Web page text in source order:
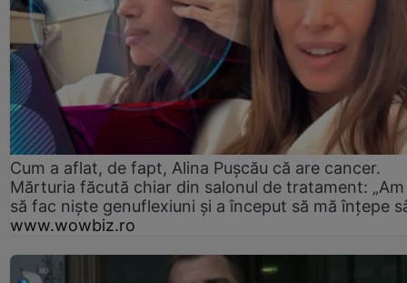
Cum a aflat, de fapt, Alina Pușcău că are cancer.
Mărturia făcută chiar din salonul de tratament:
să fac niște genuflexiuni și a început să mă înțepe
www.wowbiz.ro